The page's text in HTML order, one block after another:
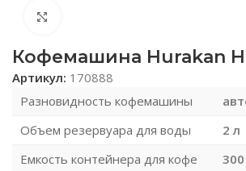
Кофемашина Hurakan
Артикул: 170888
Разновидность кофемашины
Объем резервуара для воды
2 л
Емкость контейнера для кофе
300